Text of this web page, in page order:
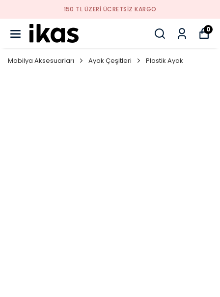
150 TL ÜZERI ÜCRETSIZ KARGO
0
Mobilya Aksesuarları Ayak Çeşitleri Plastik Ayak